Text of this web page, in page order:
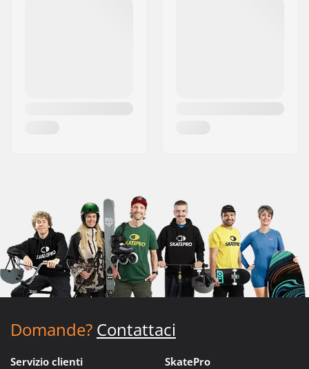
Domande? Contattaci
Servizio clienti SkatePro